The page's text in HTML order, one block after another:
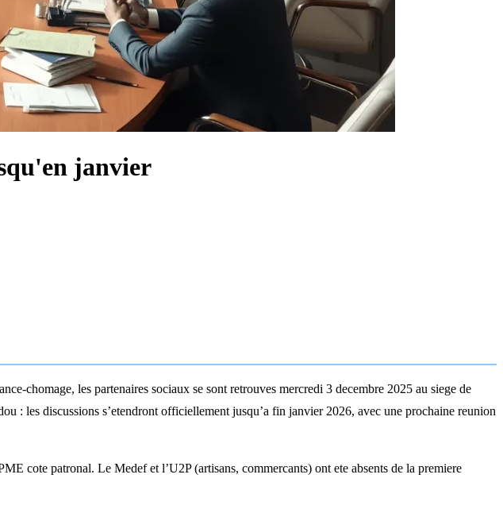
janvier
chomage, les partenaires sociaux se sont retrouves mercredi 3 decembre 2025 au siege de
: les discussions s’etendront officiellement jusqu’a fin janvier 2026, avec une prochaine reunion
cote patronal. Le Medef et l’U2P (artisans, commercants) ont ete absents de la premiere